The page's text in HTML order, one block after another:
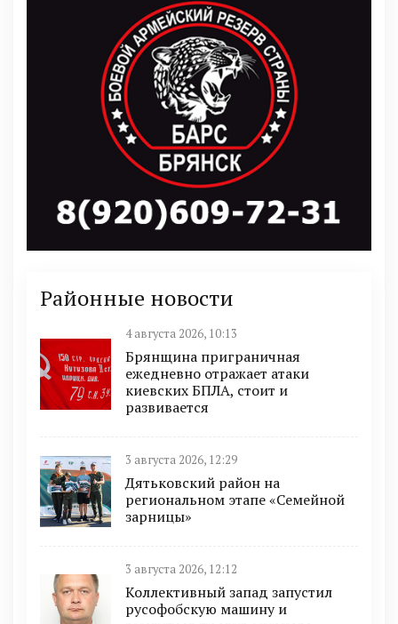
Районные новости
4 августа 2026, 10:13
Брянщина приграничная
ежедневно отражает атаки
киевских БПЛА, стоит и
развивается
3 августа 2026, 12:29
Дятьковский район на
региональном этапе «Семейной
зарницы»
3 августа 2026, 12:12
Коллективный запад запустил
русофобскую машину и